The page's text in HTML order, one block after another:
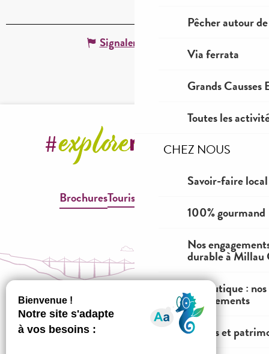
Pêcher autour
Via ferrata
Grands Causses
Toutes les
CHEZ NOUS
Savoir-faire local
100% gourmand
Nos
durable à Millau
La boutique :
engagements
Visites et
Signaler une erreur
BrochuresTourisme & Handicap
GARDONS LE CONTACT